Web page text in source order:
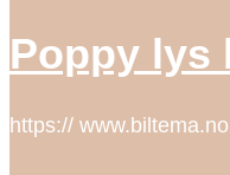
Poppy lys
https://